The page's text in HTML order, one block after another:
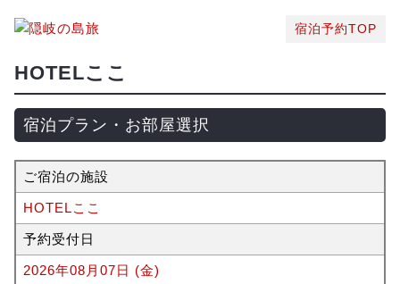
宿泊予約TOP
HOTELここ
宿泊プラン・お部屋選択
ご宿泊の施設
HOTELここ
予約受付日
2026年08月07日 (金)